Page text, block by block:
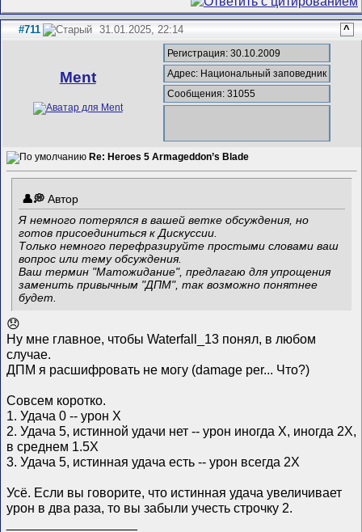
#711 31.01.2025, 22:14 ^
Ment
Регистрация: 30.10.2009
Адрес: Национальный заповедник
Сообщения: 31055
Re: Heroes 5 Armageddon’s Blade
Автор
Я немного потерялся в вашей ветке обсуждения, но
готов присоединиться к Дискуссии.
Только немного перефразируйте простыми словами ваш
вопрос или тему обсуждения.
Ваш термин "Матожидание", предлагаю для упрощения
заменить привычным "ДПМ", так возможно понятнее
будет.
😞
Ну мне главное, чтобы Waterfall_13 понял, в любом
случае.
ДПМ я расшифровать не могу (damage per... Что?)
Совсем коротко.
1. Удача 0 -- урон X
2. Удача 5, истинной удачи нет -- урон иногда X, иногда 2X,
в среднем 1.5X
3. Удача 5, истинная удача есть -- урон всегда 2X
Усё. Если вы говорите, что истинная удача увеличивает
урон в два раза, то вы забыли учесть строчку 2.